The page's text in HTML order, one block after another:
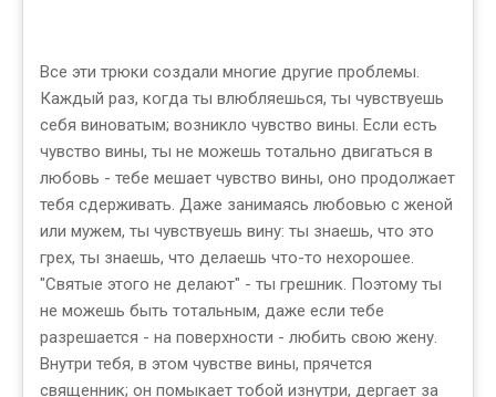
Все эти трюки создали многие другие проблемы.
Каждый раз, когда ты влюбляешься, ты чувствуешь
себя виноватым; возникло чувство вины. Если есть
чувство вины, ты не можешь тотально двигаться в
любовь - тебе мешает чувство вины, оно продолжает
тебя сдерживать. Даже занимаясь любовью с женой
или мужем, ты чувствуешь вину: ты знаешь, что это
грех, ты знаешь, что делаешь что-то нехорошее.
"Святые этого не делают" - ты грешник. Поэтому ты
не можешь быть тотальным, даже если тебе
разрешается - на поверхности - любить свою жену.
Внутри тебя, в этом чувстве вины, прячется
священник; он помыкает тобой изнутри, дергает за